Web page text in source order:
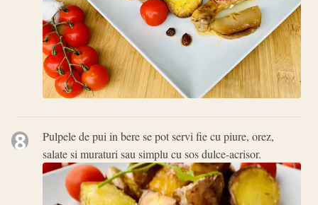
8
Pulpele de pui in bere se pot servi fie cu piure, orez,
salate si muraturi sau simplu cu sos dulce-acrisor.